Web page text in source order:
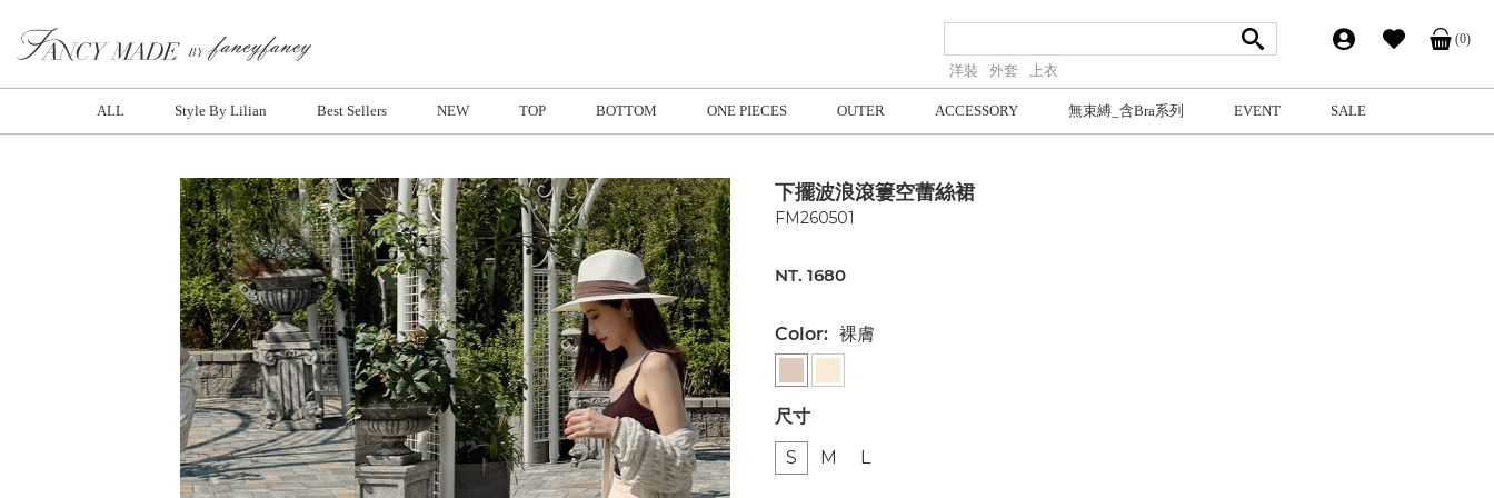
(0)
ALL Style By Lilian Best Sellers NEW TOP BOTTOM ONE PIECES OUTER ACCESSORY 無束縛_含Bra系列 EVENT SALE
洋裝 外套 上衣
下擺波浪滾簍空蕾絲裙
FM260501
NT. 1680
Color: 裸膚
尺寸
S
M L